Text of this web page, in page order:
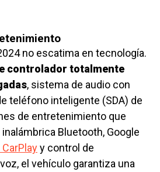
no escatima en tecnología.
controlador totalmente
, sistema de audio con
teléfono inteligente (SDA) de
de entretenimiento que
Bluetooth, Google
y control de
el vehículo garantiza una